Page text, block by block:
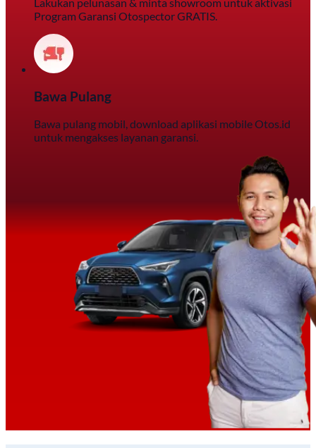
Program Garansi Otospector GRATIS.
Bawa Pulang
Bawa pulang mobil, download aplikasi mobile Otos.id
untuk mengakses layanan garansi.